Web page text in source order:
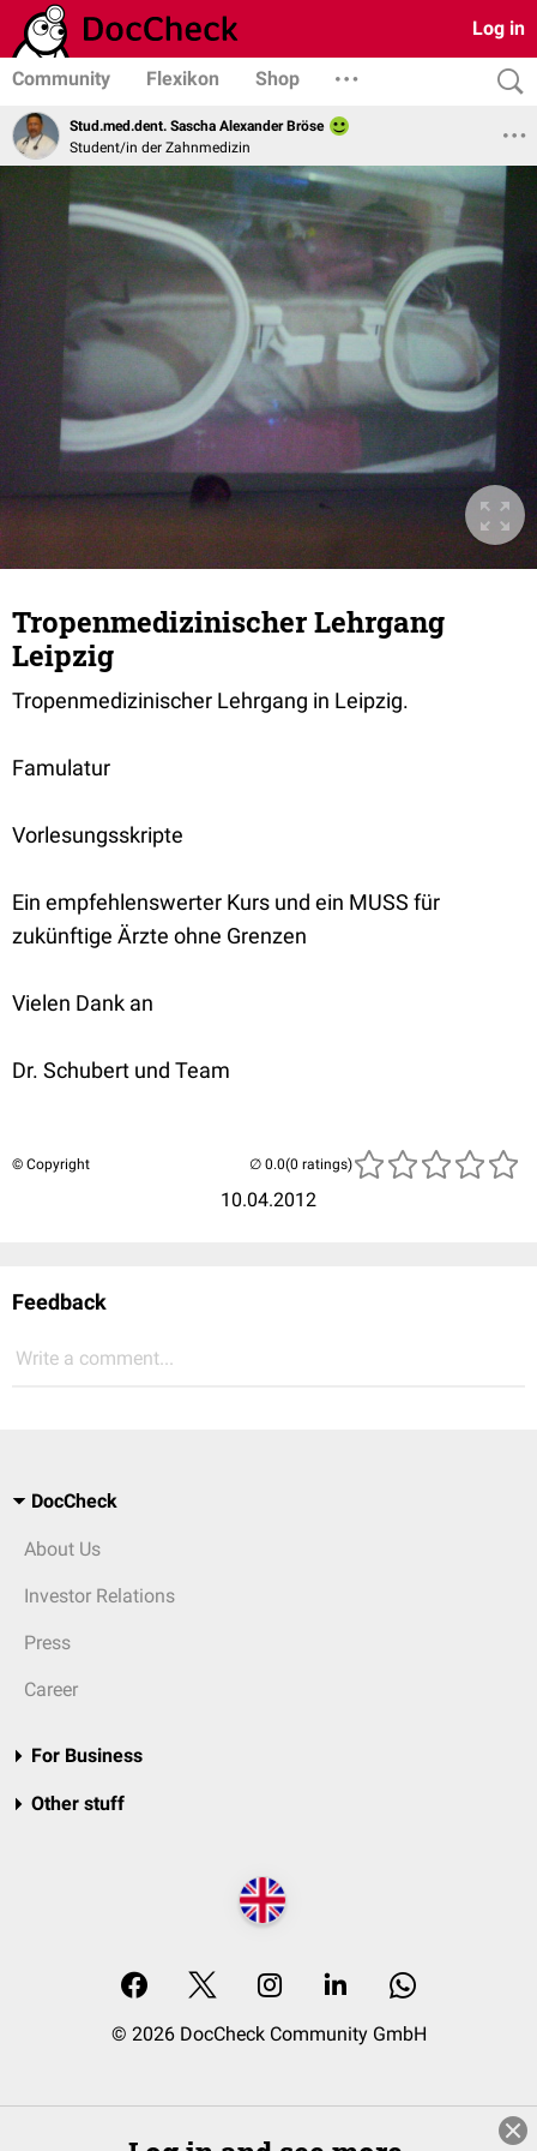
Log in
Community Flexikon Shop
Stud.med.dent. Sascha Alexander Bröse
Student/in der Zahnmedizin
Tropenmedizinischer Lehrgang
Leipzig
Tropenmedizinischer Lehrgang in Leipzig.
Famulatur
Vorlesungsskripte
Ein empfehlenswerter Kurs und ein MUSS für
zukünftige Ärzte ohne Grenzen
Vielen Dank an
Dr. Schubert und Team
© Copyright
10.04.2012
(0 ratings)
Feedback
Write a comment...
DocCheck
About Us
Investor Relations
Press
Career
For Business
Other stuff
© 2026 DocCheck Community GmbH